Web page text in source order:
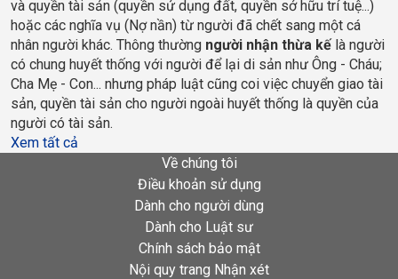
và quyền tài sản (quyền sử dụng đất, quyền sở hữu trí tuệ...)
hoặc các nghĩa vụ (Nợ nần) từ người đã chết sang một cá
nhân người khác. Thông thường người nhận thừa kế là người
có chung huyết thống với người để lại di sản như Ông - Cháu;
Cha Mẹ - Con... nhưng pháp luật cũng coi việc chuyển giao tài
sản, quyền tài sản cho người ngoài huyết thống là quyền của
người có tài sản.
Xem tất cả
Về chúng tôi
Điều khoản sử dụng
Dành cho người dùng
Dành cho Luật sư
Chính sách bảo mật
Nội quy trang Nhận xét